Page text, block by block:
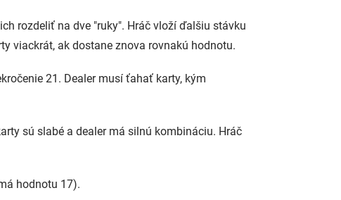
rozdeliť na dve "ruky". Hráč vloží ďalšiu stávku
viackrát, ak dostane znova rovnakú hodnotu.
21. Dealer musí ťahať karty, kým
sú slabé a dealer má silnú kombináciu. Hráč
hodnotu 17).